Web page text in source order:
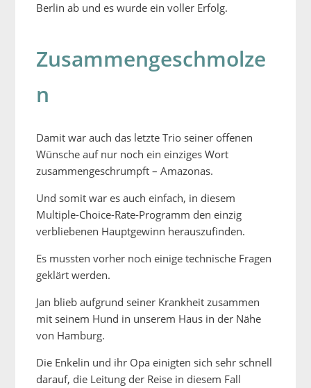
Berlin ab und es wurde ein voller Erfolg.
Zusammengeschmolze
n
Damit war auch das letzte Trio seiner offenen
Wünsche auf nur noch ein einziges Wort
zusammengeschrumpft – Amazonas.
Und somit war es auch einfach, in diesem
Multiple-Choice-Rate-Programm den einzig
verbliebenen Hauptgewinn herauszufinden.
Es mussten vorher noch einige technische Fragen
geklärt werden.
Jan blieb aufgrund seiner Krankheit zusammen
mit seinem Hund in unserem Haus in der Nähe
von Hamburg.
Die Enkelin und ihr Opa einigten sich sehr schnell
darauf, die Leitung der Reise in diesem Fall